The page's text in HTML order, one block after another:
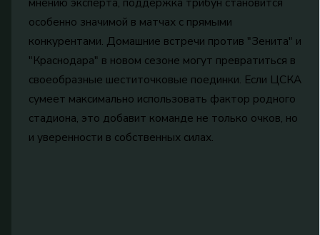
особенно значимой в матчах с прямыми
конкурентами. Домашние встречи против "Зенита" и
"Краснодара" в новом сезоне могут превратиться в
своеобразные шеститочковые поединки. Если ЦСКА
сумеет максимально использовать фактор родного
стадиона, это добавит команде не только очков, но
и уверенности в собственных силах.